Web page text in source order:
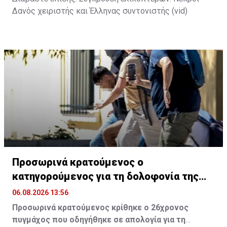
Δανός χειριστής και Έλληνας συντονιστής (vid)
Προσωρινά κρατούμενος ο
κατηγορούμενος για τη δολοφονία της
Βρετανίδας
06.08.2026 13:56
Προσωρινά κρατούμενος κρίθηκε ο 26χρονος
πυγμάχος που οδηγήθηκε σε απολογία για τη